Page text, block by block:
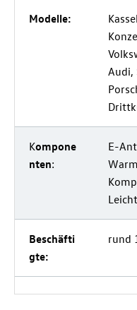
Modelle:
Kassel beliefert neben den
Audi,
Kompone
nten:
E-Antriebe,
Beschäfti
gte:
rund